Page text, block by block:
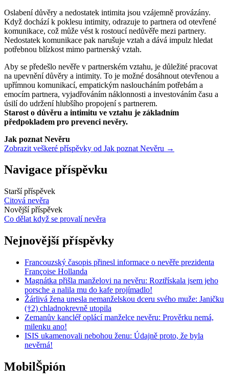
Oslabení důvěry a nedostatek intimita jsou vzájemně provázány.
Když dochází k poklesu intimity, odrazuje to partnera od otevřené
komunikace, což může vést k rostoucí nedůvěře mezi partnery.
Nedostatek komunikace pak narušuje vztah a dává impulz hledat
potřebnou blízkost mimo partnerský vztah.
Aby se předešlo nevěře v partnerském vztahu, je důležité pracovat
na upevnění důvěry a intimity. To je možné dosáhnout otevřenou a
upřímnou komunikací, empatickým nasloucháním potřebám a
emocím partnera, vyjadřováním náklonnosti a investováním času a
úsilí do udržení hlubšího propojení s partnerem.
Starost o důvěru a intimitu ve vztahu je základním
předpokladem pro prevenci nevěry.
Jak poznat Nevěru
Zobrazit veškeré příspěvky od Jak poznat Nevěru →
Navigace příspěvku
Starší příspěvek
Citová nevěra
Novější příspěvek
Co dělat když se provalí nevěra
Nejnovější příspěvky
Francouzský časopis přinesl informace o nevěře prezidenta
Françoise Hollanda
Magnátka přišla manželovi na nevěru: Roztřískala jsem jeho
porsche a nalila mu do kafe projímadlo!
Žárlivá žena unesla nemanželskou dceru svého muže: Janičku
(†2) chladnokrevně utopila
Zemanův kancléř oplácí manželce nevěru: Prověrku nemá,
milenku ano!
ISIS ukamenovali nebohou ženu: Údajně proto, že byla
nevěrná!
MobilŠpión